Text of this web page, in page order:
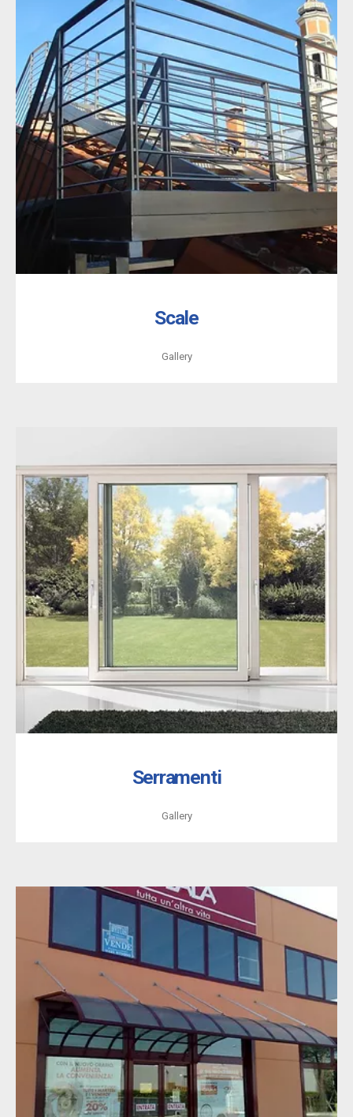
Scale
Gallery
Serramenti
Gallery